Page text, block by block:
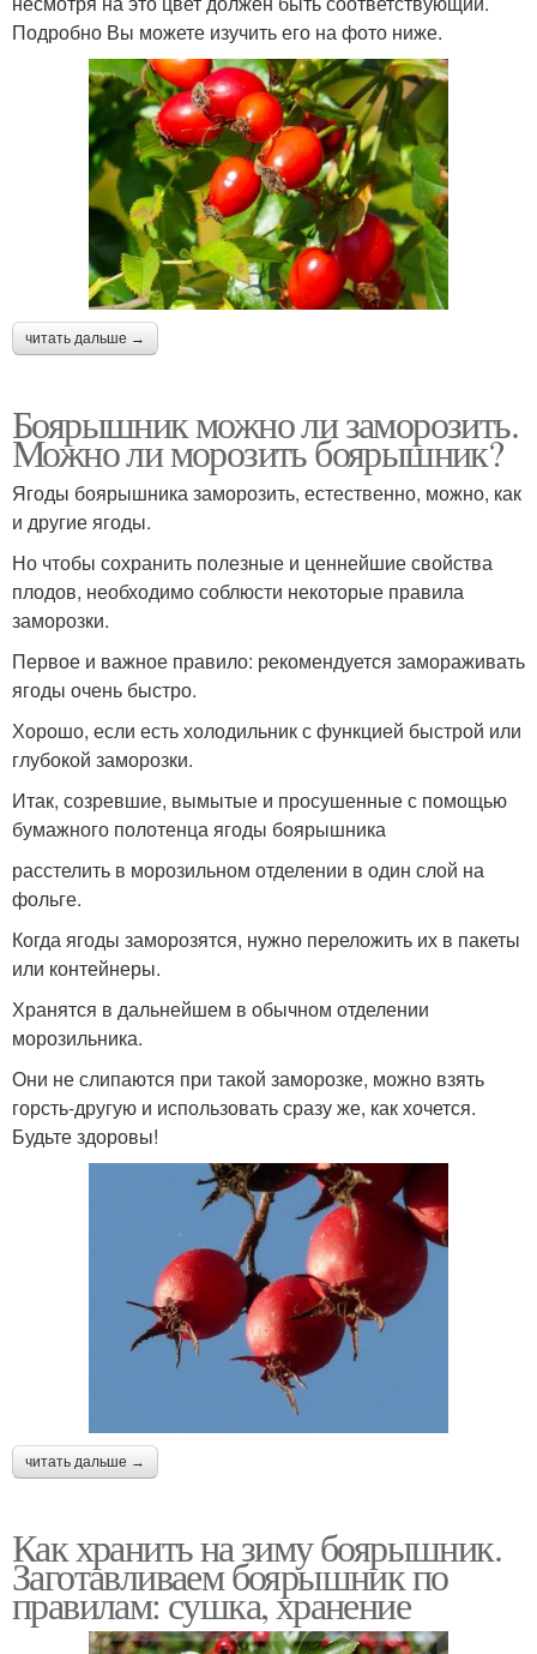
Подробно Вы можете изучить его на фото ниже.
читать дальше →
Боярышник можно ли заморозить.
Можно ли морозить боярышник?
Ягоды боярышника заморозить, естественно, можно, как
и другие ягоды.
Но чтобы сохранить полезные и ценнейшие свойства
плодов, необходимо соблюсти некоторые правила
заморозки.
Первое и важное правило: рекомендуется замораживать
ягоды очень быстро.
Хорошо, если есть холодильник с функцией быстрой или
глубокой заморозки.
Итак, созревшие, вымытые и просушенные с помощью
бумажного полотенца ягоды боярышника
расстелить в морозильном отделении в один слой на
фольге.
Когда ягоды заморозятся, нужно переложить их в пакеты
или контейнеры.
Хранятся в дальнейшем в обычном отделении
морозильника.
Они не слипаются при такой заморозке, можно взять
горсть-другую и использовать сразу же, как хочется.
Будьте здоровы!
читать дальше →
Как хранить на зиму боярышник.
Заготавливаем боярышник по
правилам: сушка, хранение